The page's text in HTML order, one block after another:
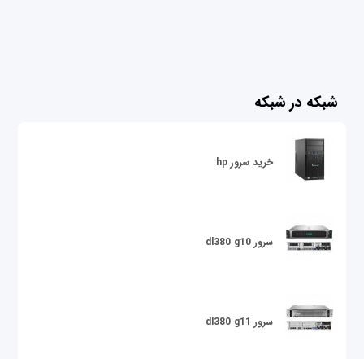
شبکه در شبکه
خرید سرور hp
سرور dl380 g10
سرور dl380 g11